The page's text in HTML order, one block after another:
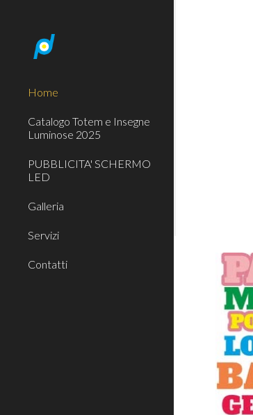
Home
Catalogo Totem e Insegne
Luminose 2025
PUBBLICITA' SCHERMO
LED
Galleria
Servizi
Contatti